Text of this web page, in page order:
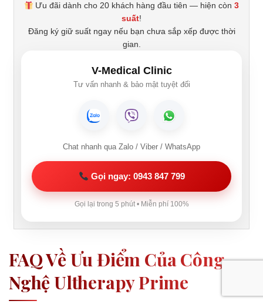
Ưu đãi dành cho 20 khách hàng đầu tiên — hiện còn3
suất!
Đăng ký giữ suất ngay nếu bạn chưa sắp xếp được thời
gian.
V-Medical Clinic
Tư vấn nhanh & bảo mật tuyệt đối
Chat nhanh qua Zalo / Viber / WhatsApp
Gọi ngay: 0943 847 799
Gọi lại trong 5 phút • Miễn phí 100%
FAQ Về Ưu Điểm Của Công
Nghệ Ultherapy Prime